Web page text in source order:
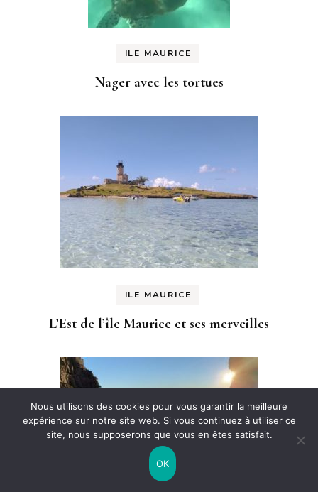
ILE MAURICE
Nager avec les tortues
ILE MAURICE
L’Est de l’île Maurice et ses merveilles
Nous utilisons des cookies pour vous garantir la meilleure
expérience sur notre site web. Si vous continuez à utiliser ce
site, nous supposerons que vous en êtes satisfait.
OK